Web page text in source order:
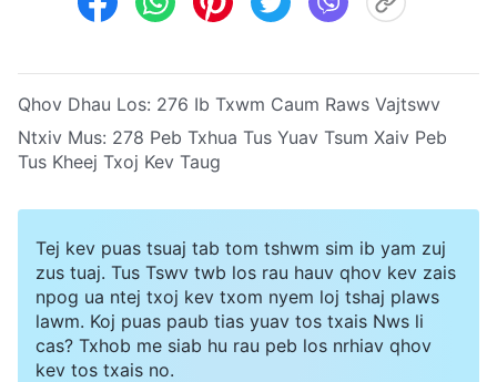
Qhov Dhau Los: 276 Ib Txwm Caum Raws Vajtswv
Ntxiv Mus: 278 Peb Txhua Tus Yuav Tsum Xaiv Peb
Tus Kheej Txoj Kev Taug
Tej kev puas tsuaj tab tom tshwm sim ib yam zuj
zus tuaj. Tus Tswv twb los rau hauv qhov kev zais
npog ua ntej txoj kev txom nyem loj tshaj plaws
lawm. Koj puas paub tias yuav tos txais Nws li
cas? Txhob me siab hu rau peb los nrhiav qhov
kev tos txais no.